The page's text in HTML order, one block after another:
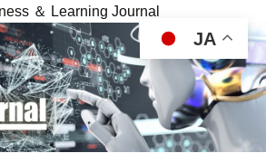
＆ Learning Journal
JA